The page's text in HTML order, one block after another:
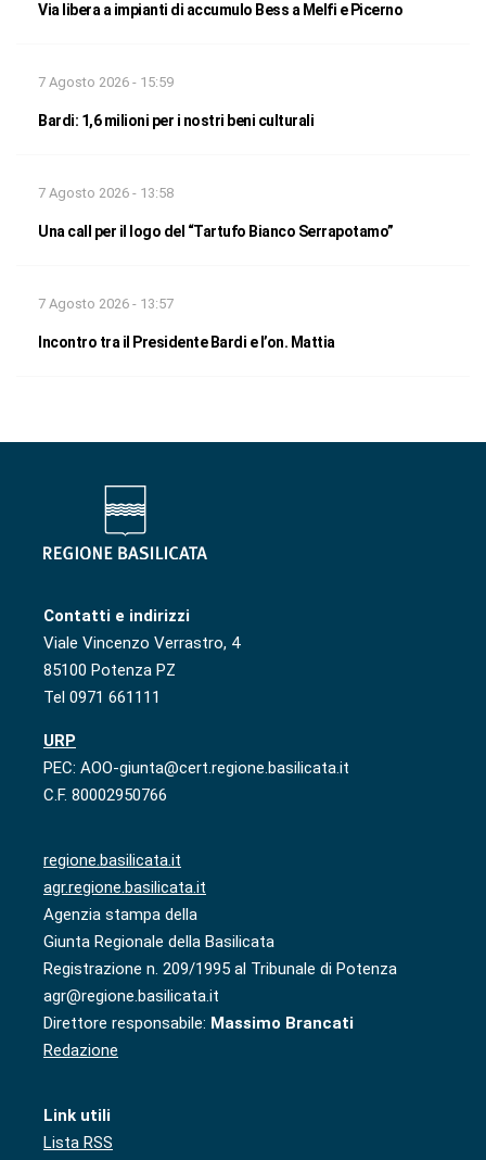
Via libera a impianti di accumulo Bess a Melfi e Picerno
7 Agosto 2026 - 15:59
Bardi: 1,6 milioni per i nostri beni culturali
7 Agosto 2026 - 13:58
Una call per il logo del “Tartufo Bianco Serrapotamo”
7 Agosto 2026 - 13:57
Incontro tra il Presidente Bardi e l’on. Mattia
Contatti e indirizzi
Viale Vincenzo Verrastro, 4
85100 Potenza PZ
Tel 0971 661111
URP
PEC: AOO-giunta@cert.regione.basilicata.it
C.F. 80002950766
regione.basilicata.it
agr.regione.basilicata.it
Agenzia stampa della
Giunta Regionale della Basilicata
Registrazione n. 209/1995 al Tribunale di Potenza
agr@regione.basilicata.it
Direttore responsabile: Massimo Brancati
Redazione
Link utili
Lista RSS